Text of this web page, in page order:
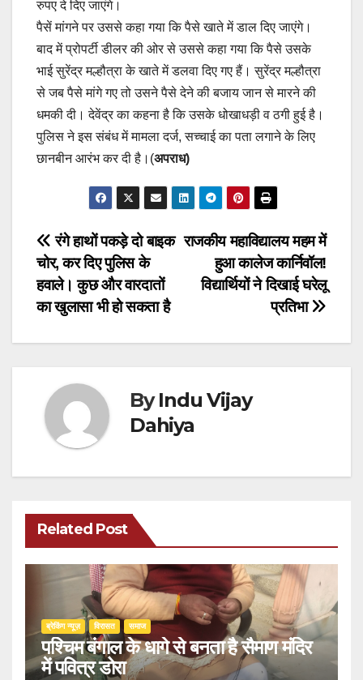
रुपए दे दिए जाएंगे।
पैसें मांगने पर उससे कहा गया कि पैसे खाते में डाल दिए जाएंगे।
बाद में प्रोपर्टी डीलर की ओर से उससे कहा गया कि पैसे उसके
भाई सुरेंद्र मल्हौत्रा के खाते में डलवा दिए गए हैं। सुरेंद्र मल्हौत्रा
से जब पैसे मांगे गए तो उसने पैसे देने की बजाय जान से मारने की
धमकी दी। देवेंद्र का कहना है कि उसके धोखाधड़ी व ठगी हुई है।
पुलिस ने इस संबंध में मामला दर्ज, सच्चाई का पता लगाने के लिए
छानबीन आरंभ कर दी है।(अपराध)
Post
navigation
राजकीय महाविद्यालय महम में
हुआ कालेज कार्निवॉल!
विद्यार्थियों ने दिखाई घरेलू
प्रतिभा
रंगे हाथों पकड़े दो बाइक
चोर, कर दिए पुलिस के
हवाले। कुछ और वारदातों
का खुलासा भी हो सकता है
ByIndu Vijay
Dahiya
Related Post
ब्रेकिंग न्यूज़ ‍‍विरासत समाज
पश्चिम बंगाल के धागे से बनता है सैमाण मंदिर
में पवित्र डोरा